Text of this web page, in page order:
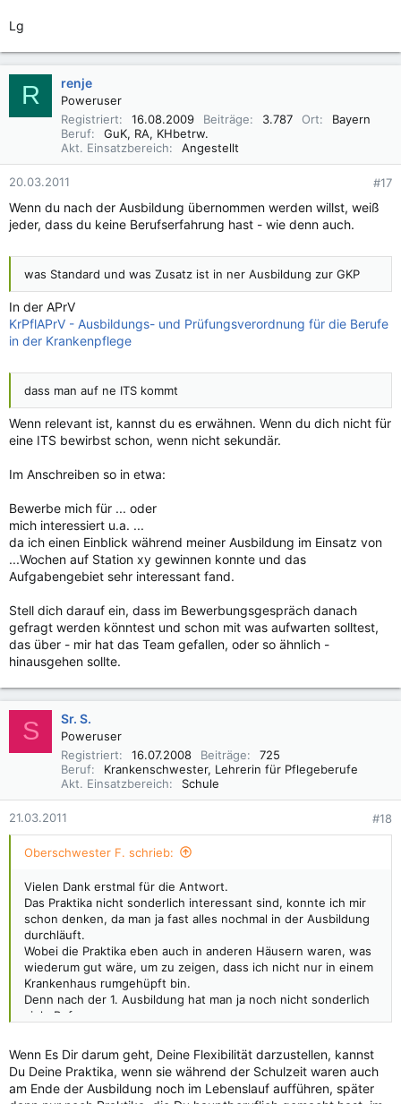
Lg
R renje
Poweruser
Registriert
16.08.2009 Beiträge 3.787 Ort
Bayern
Beruf
GuK, RA, KHbetrw.
Akt. Einsatzbereich
Angestellt
20.03.2011 #17
Wenn du nach der Ausbildung übernommen werden willst, weiß
jeder, dass du keine Berufserfahrung hast - wie denn auch.
was Standard und was Zusatz ist in ner Ausbildung zur GKP
In der APrV
KrPflAPrV - Ausbildungs- und Prüfungsverordnung für die Berufe
in der Krankenpflege
dass man auf ne ITS kommt
Wenn relevant ist, kannst du es erwähnen. Wenn du dich nicht für
eine ITS bewirbst schon, wenn nicht sekundär.
Im Anschreiben so in etwa:
Bewerbe mich für ... oder
mich interessiert u.a. ...
da ich einen Einblick während meiner Ausbildung im Einsatz von
...Wochen auf Station xy gewinnen konnte und das
Aufgabengebiet sehr interessant fand.
Stell dich darauf ein, dass im Bewerbungsgespräch danach
gefragt werden könntest und schon mit was aufwarten solltest,
das über - mir hat das Team gefallen, oder so ähnlich -
hinausgehen sollte.
S Sr. S.
Poweruser
Registriert
16.07.2008 Beiträge
725
Beruf
Krankenschwester, Lehrerin für Pflegeberufe
Akt. Einsatzbereich
Schule
21.03.2011 #18
Oberschwester F. schrieb:
Vielen Dank erstmal für die Antwort.
Das Praktika nicht sonderlich interessant sind, konnte ich mir
schon denken, da man ja fast alles nochmal in der Ausbildung
durchläuft.
Wobei die Praktika eben auch in anderen Häusern waren, was
wiederum gut wäre, um zu zeigen, dass ich nicht nur in einem
Krankenhaus rumgehüpft bin.
Denn nach der 1. Ausbildung hat man ja noch nicht sonderlich
viele Referenzen.
Erfahrung.
Gibt es irgendwo ne Übersicht, was Standard und was Zusatz
ist in ner Ausbildung zur GKP? In manchen Häusern scheint es
Wenn Es Dir darum geht, Deine Flexibilität darzustellen, kannst
Du Deine Praktika, wenn sie während der Schulzeit waren auch
am Ende der Ausbildung noch im Lebenslauf aufführen, später